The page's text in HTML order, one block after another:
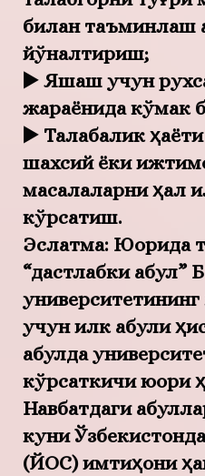
билан таъминлаш
йўналтириш;
▶️ Яшаш учун
жараёнида кўмак
▶️ Талабалик
шахсий ёки
масалаларни ҳал
кўрсатиш.
Эслатма: Юқорида
“дастлабки қабул”
университетининг
учун илк қабули
қабулда
кўрсаткичи юқори
Навбатдаги
куни
(ЙОС) имтиҳони